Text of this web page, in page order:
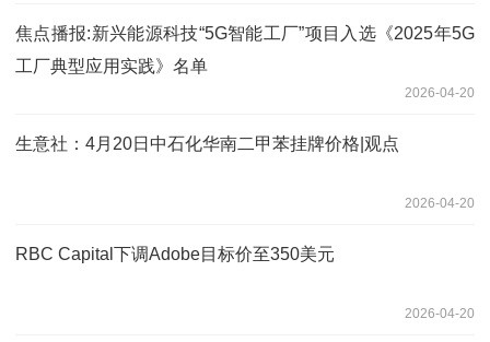
焦点播报:新兴能源科技“5G智能工厂”项目入选《2025年5G
工厂典型应用实践》名单
2026-04-20
生意社：4月20日中石化华南二甲苯挂牌价格|观点
2026-04-20
RBC Capital下调Adobe目标价至350美元
2026-04-20